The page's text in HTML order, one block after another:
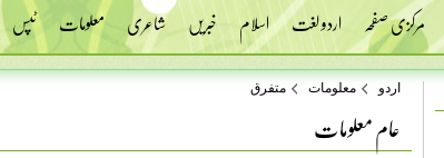
مرکزی صفحہ اردو لغت اسلام خبریں شاعری معلومات ٹپس
اردو معلومات متفرق
عام معلومات